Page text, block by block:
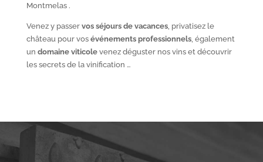
Montmelas .
Venez y passer vos séjours de vacances, privatisez le
château pour vos événements professionnels, également
un domaine viticolevenez déguster nos vins et découvrir
les secrets de la vinification …